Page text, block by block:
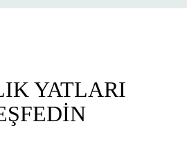
YATLARI